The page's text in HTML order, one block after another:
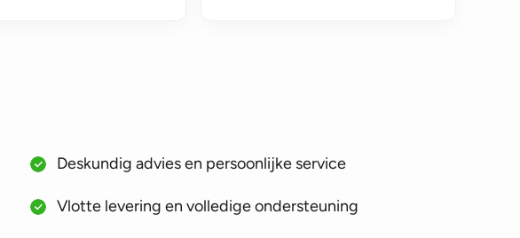
Deskundig advies en persoonlijke service
Vlotte levering en volledige ondersteuning